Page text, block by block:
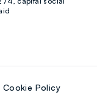
Cookie Policy